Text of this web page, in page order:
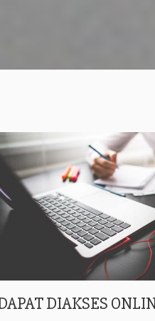
DIAKSES